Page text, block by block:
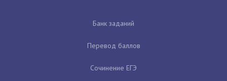
Банк заданий
Перевод баллов
Сочинение ЕГЭ